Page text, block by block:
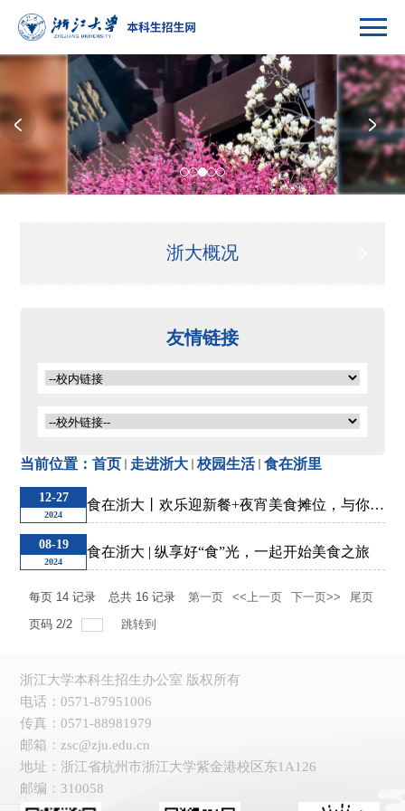
浙大概况
人才培养
校园生活
食在浙里
行在浙里
友情链接
当前位置：首页 走进浙大 校园生活 食在浙里
12-27
2024
食在浙大丨欢乐迎新餐+夜宵美食摊位，与你共
08-19
2024
食在浙大 | 纵享好“食”光，一起开始美食之旅
每页 14 记录 总共 16 记录 第一页 <<上一页 下一页>>
尾页
页码2/2 跳转到
浙江大学本科生招生办公室 版权所有
电话：0571-87951006
传真：0571-88981979
邮箱：zsc@zju.edu.cn
地址：浙江省杭州市浙江大学紫金港校区东1A126
邮编：310058